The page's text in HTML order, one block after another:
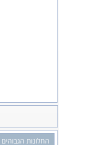
החלונות הגבוהים